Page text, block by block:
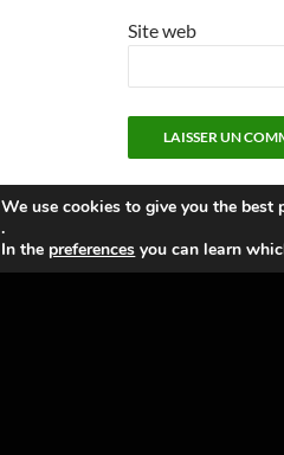
Site web
We use cookies to give you the best
.
In the preferences you can learn